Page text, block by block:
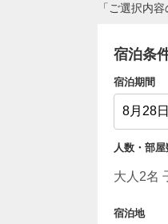
「ご選択内
宿泊条
宿泊期間
人数・部屋
宿泊地